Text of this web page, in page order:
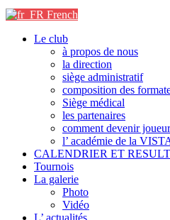
French
Le club
à propos de nous
la direction
siège administratif
composition des
Siège médical
les partenaires
comment devenir
l’ académie de la
CALENDRIER ET
Tournois
La galerie
Photo
Vidéo
L’ actualités